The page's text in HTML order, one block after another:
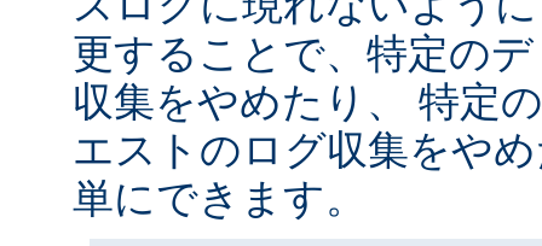
更することで、特定の
収集をやめたり、 特定
エストのログ収集をや
単にできます。